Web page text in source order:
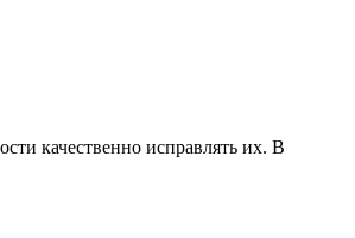
качественно исправлять их. В